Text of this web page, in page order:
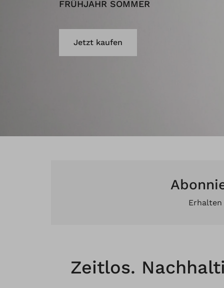
FRÜHJAHR SOMMER
Jetzt kaufen
Erhalten
Zeitlos.